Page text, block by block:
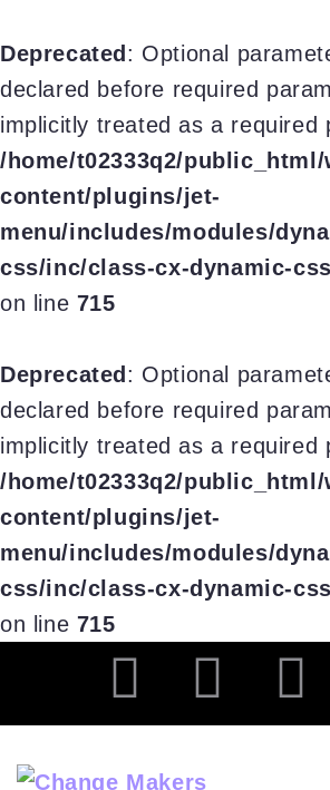
Deprecated : Optional
declared before required
implicitly treated as a required
/home/t02333q2/public_html/
content/plugins/jet-
menu/includes/modules/
css/inc/class-cx-dynamic-
on line 715
Deprecated : Optional
declared before required
implicitly treated as a required
/home/t02333q2/public_html/
content/plugins/jet-
menu/includes/modules/
css/inc/class-cx-dynamic-
on line 715